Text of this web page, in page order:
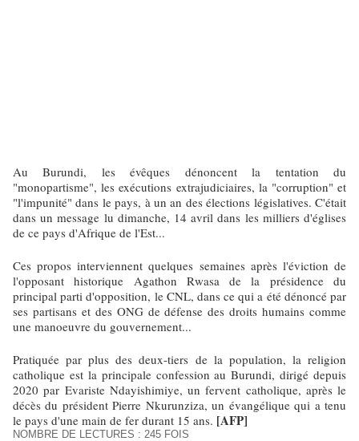
Au Burundi, les évêques dénoncent la tentation du
"monopartisme", les exécutions extrajudiciaires, la "corruption" et
"l'impunité" dans le pays, à un an des élections législatives. C'était
dans un message lu dimanche, 14 avril dans les milliers d'églises
de ce pays d'Afrique de l'Est...
Ces propos interviennent quelques semaines après l'éviction de
l'opposant historique Agathon Rwasa de la présidence du
principal parti d'opposition, le CNL, dans ce qui a été dénoncé par
ses partisans et des ONG de défense des droits humains comme
une manoeuvre du gouvernement...
Pratiquée par plus des deux-tiers de la population, la religion
catholique est la principale confession au Burundi, dirigé depuis
2020 par Evariste Ndayishimiye, un fervent catholique, après le
décès du président Pierre Nkurunziza, un évangélique qui a tenu
le pays d'une main de fer durant 15 ans. [AFP]
NOMBRE DE LECTURES : 245 FOIS